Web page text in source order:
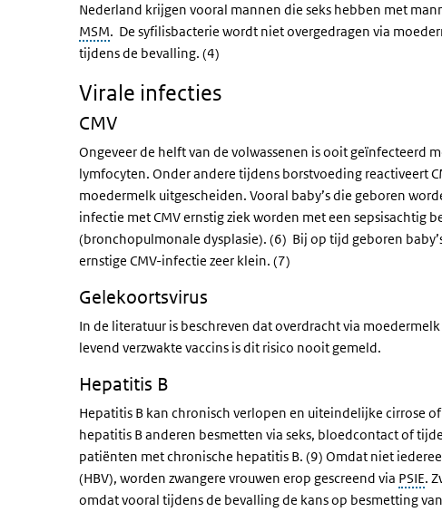
Nederland krijgen vooral mannen die seks hebben met
MSM. De syfilisbacterie wordt niet overgedragen via
tijdens de bevalling. (4)
Virale infecties
CMV
Ongeveer de helft van de volwassenen is ooit geïnfecteerd
lymfocyten. Onder andere tijdens borstvoeding reactiveert
moedermelk uitgescheiden. Vooral baby’s die geboren
infectie met CMV ernstig ziek worden met een sepsisachtig
(bronchopulmonale dysplasie). (6) Bij op tijd geboren
ernstige CMV-infectie zeer klein. (7)
Gelekoortsvirus
In de literatuur is beschreven dat overdracht via
levend verzwakte vaccins is dit risico nooit gemeld.
Hepatitis B
Hepatitis B kan chronisch verlopen en uiteindelijke cirrose
hepatitis B anderen besmetten via seks, bloedcontact of
patiënten met chronische hepatitis B. (9) Omdat niet
(HBV), worden zwangere vrouwen erop gescreend via PSIE.
omdat vooral tijdens de bevalling de kans op besmetting